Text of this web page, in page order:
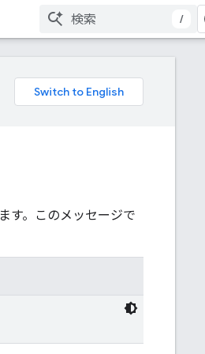
/
す。このメッセージで